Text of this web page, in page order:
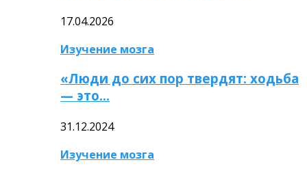
17.04.2026
Изучение мозга
«Люди до сих пор твердят: ходьба
— это…
31.12.2024
Изучение мозга